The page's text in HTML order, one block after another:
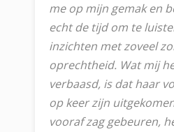
me op mijn gemak en
echt de tijd om te
inzichten met zoveel
oprechtheid. Wat mij
verbaasd, is dat haar
op keer zijn
vooraf zag gebeuren,